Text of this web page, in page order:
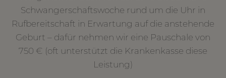
Schwangerschaftswoche rund um die Uhr in
Rufbereitschaft in Erwartung auf die anstehende
Geburt – dafür nehmen wir eine Pauschale von
750 € (oft unterstützt die Krankenkasse diese
Leistung)